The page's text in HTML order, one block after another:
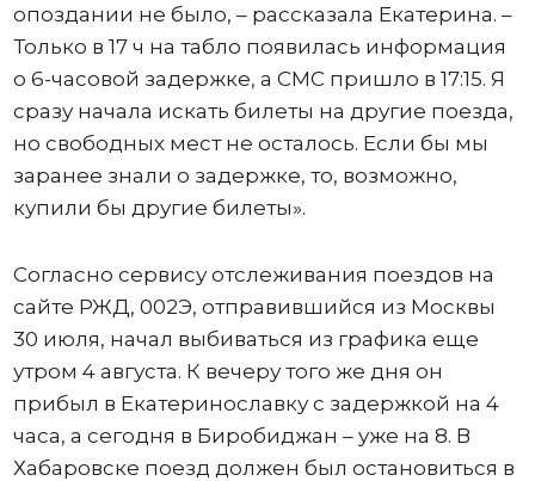
опоздании не было, – рассказала Екатерина. –
Только в 17 ч на табло появилась информация
о 6-часовой задержке, а СМС пришло в 17:15. Я
сразу начала искать билеты на другие поезда,
но свободных мест не осталось. Если бы мы
заранее знали о задержке, то, возможно,
купили бы другие билеты».
Согласно сервису отслеживания поездов на
сайте РЖД, 002Э, отправившийся из Москвы
30 июля, начал выбиваться из графика еще
утром 4 августа. К вечеру того же дня он
прибыл в Екатеринославку с задержкой на 4
часа, а сегодня в Биробиджан – уже на 8. В
Хабаровске поезд должен был остановиться в